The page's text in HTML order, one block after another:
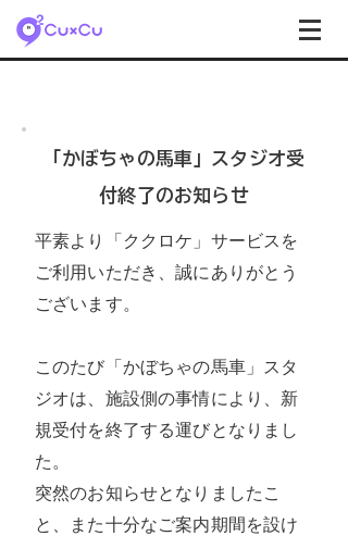
「かぼちゃの馬車」スタジオ受
付終了のお知らせ
平素より「ククロケ」サービスを
ご利用いただき、誠にありがとう
ございます。
このたび「かぼちゃの馬車」スタ
ジオは、施設側の事情により、新
規受付を終了する運びとなりまし
た。
突然のお知らせとなりましたこ
と、また十分なご案内期間を設け